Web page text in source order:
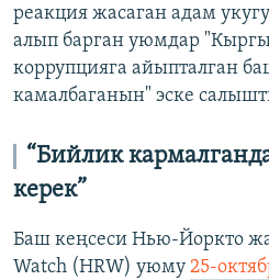
реакция жасаган адам
алып барган уюмдар
коррупцияга айыпталган
камалбаганын" эске
“Бийлик
керек”
Баш кеңсеси Нью-Йоркто
Watch (HRW) уюму 25-